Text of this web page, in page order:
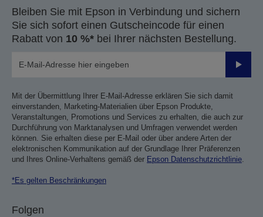
Bleiben Sie mit Epson in Verbindung und sichern
Sie sich sofort einen Gutscheincode für einen
Rabatt von 10 %* bei Ihrer nächsten Bestellung.
Mit der Übermittlung Ihrer E-Mail-Adresse erklären Sie sich damit
einverstanden, Marketing-Materialien über Epson Produkte,
Veranstaltungen, Promotions und Services zu erhalten, die auch zur
Durchführung von Marktanalysen und Umfragen verwendet werden
können. Sie erhalten diese per E-Mail oder über andere Arten der
elektronischen Kommunikation auf der Grundlage Ihrer Präferenzen
und Ihres Online-Verhaltens gemäß der Epson Datenschutzrichtlinie.
*Es gelten Beschränkungen
Folgen